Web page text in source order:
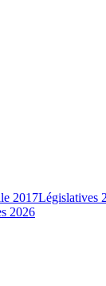
2017Législatives
2026